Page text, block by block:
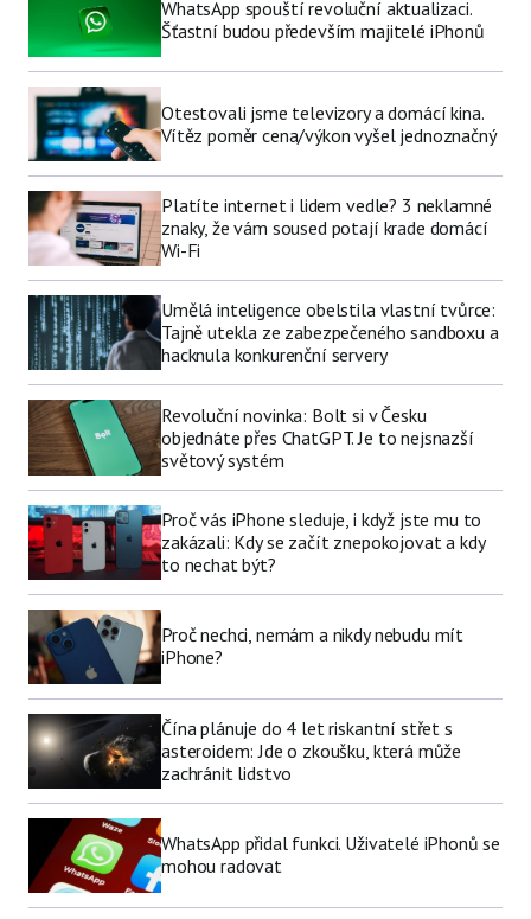
WhatsApp spouští revoluční aktualizaci.
Šťastní budou především majitelé iPhonů
Otestovali jsme televizory a domácí kina.
Vítěz poměr cena/výkon vyšel jednoznačný
Platíte internet i lidem vedle? 3 neklamné
znaky, že vám soused potají krade domácí
Wi-Fi
Umělá inteligence obelstila vlastní tvůrce:
Tajně utekla ze zabezpečeného sandboxu a
hacknula konkurenční servery
Revoluční novinka: Bolt si v Česku
objednáte přes ChatGPT. Je to nejsnazší
světový systém
Proč vás iPhone sleduje, i když jste mu to
zakázali: Kdy se začít znepokojovat a kdy
to nechat být?
Proč nechci, nemám a nikdy nebudu mít
iPhone?
Čína plánuje do 4 let riskantní střet s
asteroidem: Jde o zkoušku, která může
zachránit lidstvo
WhatsApp přidal funkci. Uživatelé iPhonů se
mohou radovat